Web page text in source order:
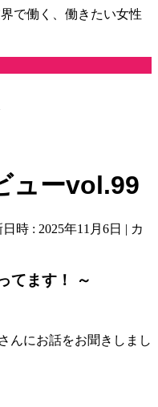
で働く、働きたい女性
ューvol.99
時 : 2025年11月6日
カ
てます！ ～
んにお話をお聞きしまし